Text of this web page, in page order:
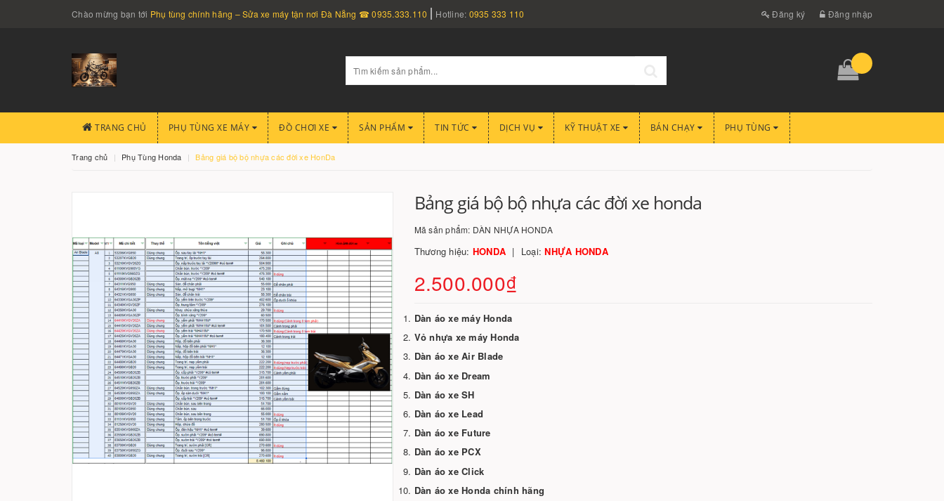
Chào mừng bạn tới Phụ tùng chính hãng – Sửa xe máy tận nơi Đà Nẵng ☎ 0935.333.110 Hotline: 0935 333 110 Đăng ký Đăng nhập
TRANG CHỦ PHỤ TÙNG XE MÁY ĐỒ CHƠI XE SẢN PHẨM TIN TỨC DỊCH VỤ KỸ THUẬT XE BÁN CHẠY PHỤ TÙNG
Trang chủ Phụ Tùng Honda Bảng giá bộ bộ nhựa các đời xe HonDa
Bảng giá bộ bộ nhựa các đời xe honda
Mã sản phẩm: DÀN NHỰA HONDA
Thương hiệu: HONDA Loại:NHỰA HONDA
2.500.000₫
Dàn áo xe máy Honda
Vỏ nhựa xe máy Honda
Dàn áo xe Air Blade
Dàn áo xe Dream
Dàn áo xe SH
Dàn áo xe Lead
Dàn áo xe Future
Dàn áo xe PCX
Dàn áo xe Click
Dàn áo xe Honda chính hãng